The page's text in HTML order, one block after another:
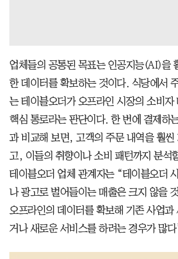
업체들의 공통된 목표는 인공지능(AI)을
한 데이터를 확보하는 것이다. 식당에서
는 테이블오더가 오프라인 시장의 소비자
핵심 통로라는 판단이다. 한 번에 결제하
과 비교해 보면, 고객의 주문 내역을 훨씬
고, 이들의 취향이나 소비 패턴까지 분석
테이블오더 업체 관계자는 “테이블오더
나 광고로 벌어들이는 매출은 크지 않을
오프라인의 데이터를 확보해 기존 사업과
거나 새로운 서비스를 하려는 경우가 많